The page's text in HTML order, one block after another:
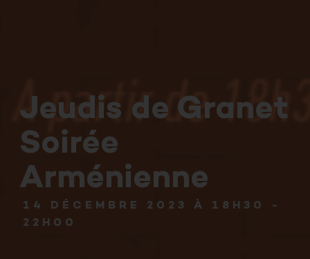
Jeudis de Granet
Soirée
Arménienne
14 DÉCEMBRE 2023 À 18H30
-
22H00